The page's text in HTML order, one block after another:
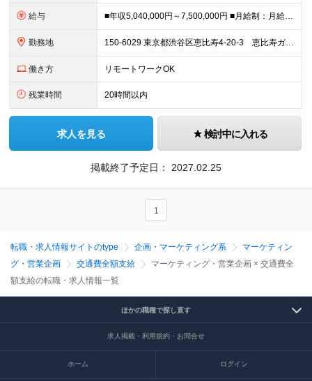
給与 ■年収5,040,000円～7,500,000円 ■月給制：月給336,000円〜500,000円 （基本給248,600円～369,900円 固定残業代87,400円～130,100円/45時間相当
勤務地 150-6029 東京都渋谷区恵比寿4-20-3 恵比寿ガーデンプレイスタワー29階 ※リモートワークの頻度：月3割 (変更の範囲)上記を除く当社関連勤務地
働き方 リモートワークOK
残業時間 20時間以内
求人を見る 検討中に入れる
掲載終了予定日： 2027.02.25
1
転職・求人情報サイトのtype 企画・マーケティング系
マーケティン
グ・営業企画
交通費全額支給
マーケティング・営業企画 × 交通費全
額支給の転職・求人情報一覧
ほかの職種で探し直す
求人掲載・利用規約・お問合せ
ホーム ログイン